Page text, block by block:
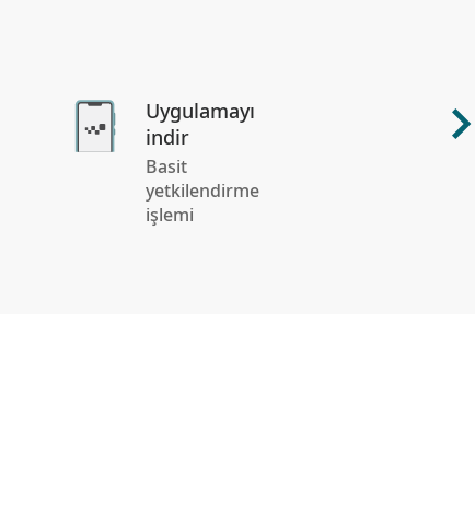
Uygulamayı
indir
Basit
yetkilendirme
işlemi